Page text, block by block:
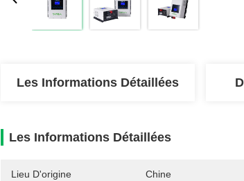
Les Informations Détaillées
Les Informations Détaillées
Lieu D'origine Chine